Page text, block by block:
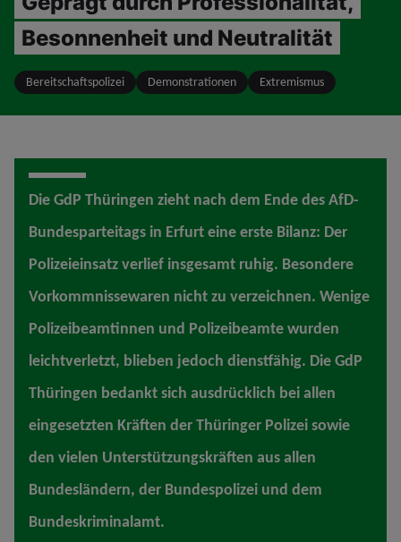
Besonnenheit und Neutralität
Bereitschaftspolizei Demonstrationen Extremismus
Die GdP Thüringen zieht nach dem Ende des AfD-
Bundesparteitags in Erfurt eine erste Bilanz: Der
Polizeieinsatz verlief insgesamt ruhig. Besondere
Vorkommnissewaren nicht zu verzeichnen. Wenige
Polizeibeamtinnen und Polizeibeamte wurden
leichtverletzt, blieben jedoch dienstfähig. Die GdP
Thüringen bedankt sich ausdrücklich bei allen
eingesetzten Kräften der Thüringer Polizei sowie
den vielen Unterstützungskräften aus allen
Bundesländern, der Bundespolizei und dem
Bundeskriminalamt.